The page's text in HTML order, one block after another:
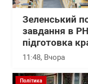
Зеленський
завдання в
підготовка
11:48, Вчора
Політика